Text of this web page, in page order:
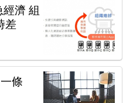
濟 組
差
條